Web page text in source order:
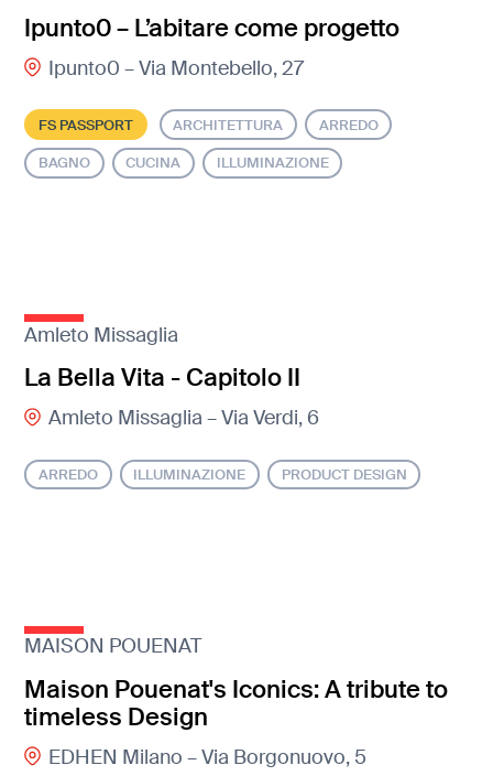
Ipunto0 – L’abitare come progetto
Ipunto0 – Via Montebello, 27
FS PASSPORT ARCHITETTURA ARREDO
BAGNO CUCINA ILLUMINAZIONE
Amleto Missaglia
La Bella Vita - Capitolo II
Amleto Missaglia – Via Verdi, 6
ARREDO ILLUMINAZIONE PRODUCT DESIGN
MAISON POUENAT
Maison Pouenat's Iconics: A tribute to
timeless Design
EDHEN Milano – Via Borgonuovo, 5